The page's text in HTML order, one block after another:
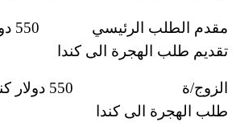
تقديم طلب الهجرة الى كندا
الزوج/ة
طلب الهجرة الى كندا